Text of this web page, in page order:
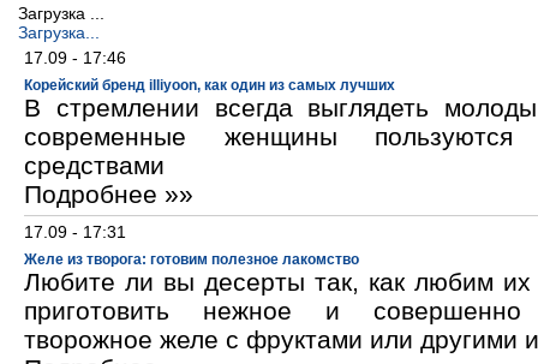
Загрузка ...
Загрузка...
17.09 - 17:46
Корейский бренд illiyoon, как один из самых лучших
В стремлении всегда выглядеть
современные женщины пользуются
средствами
Подробнее »»
17.09 - 17:31
Желе из творога: готовим полезное лакомство
Любите ли вы десерты так, как любим
приготовить нежное и
творожное желе с фруктами или другими